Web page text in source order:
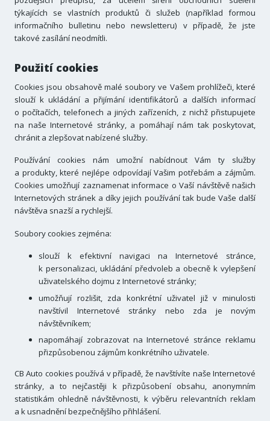
týkajících se vlastních produktů či služeb (například formou
informačního bulletinu nebo newsletteru) v případě, že jste
takové zasílání neodmítli.
Použití cookies
Cookies jsou obsahově malé soubory ve Vašem prohlížeči, které
slouží k ukládání a přijímání identifikátorů a dalších informací
o počítačích, telefonech a jiných zařízeních, z nichž přistupujete
na naše Internetové stránky, a pomáhají nám tak poskytovat,
chránit a zlepšovat nabízené služby.
Používání cookies nám umožní nabídnout Vám ty služby
a produkty, které nejlépe odpovídají Vašim potřebám a zájmům.
Cookies umožňují zaznamenat informace o Vaší návštěvě našich
Internetových stránek a díky jejich používání tak bude Vaše další
návštěva snazší a rychlejší.
Soubory cookies zejména:
slouží k efektivní navigaci na Internetové stránce,
k personalizaci, ukládání předvoleb a obecně k vylepšení
uživatelského dojmu z Internetové stránky;
umožňují rozlišit, zda konkrétní uživatel již v minulosti
navštívil Internetové stránky nebo zda je novým
návštěvníkem;
napomáhají zobrazovat na Internetové stránce reklamu
přizpůsobenou zájmům konkrétního uživatele.
CB Auto cookies používá v případě, že navštívíte naše Internetové
stránky, a to nejčastěji k přizpůsobení obsahu, anonymním
statistikám ohledně návštěvnosti, k výběru relevantních reklam
a k usnadnění bezpečnějšího přihlášení.